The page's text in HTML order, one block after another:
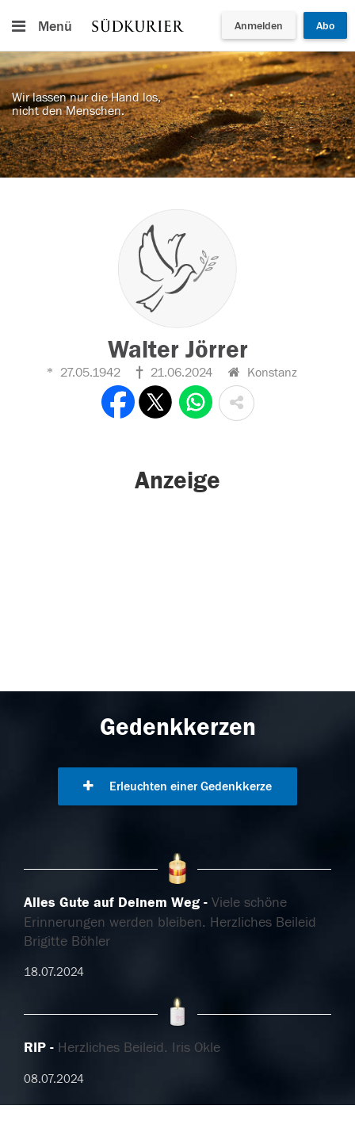
Menü Anmelden Abo
Wir lassen nur die Hand los,
nicht den Menschen.
Walter Jörrer
27.05.1942 21.06.2024 Konstanz
Anzeige
Gedenkkerzen
Erleuchten einer Gedenkkerze
Alles Gute auf Deinem Weg
Viele schöne
Erinnerungen werden bleiben. Herzliches Beileid
Brigitte Böhler
18.07.2024
RIP Herzliches Beileid. Iris Okle
08.07.2024